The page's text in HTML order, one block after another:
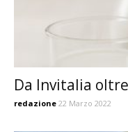
Da Invitalia
redazione 22 Marzo 2022